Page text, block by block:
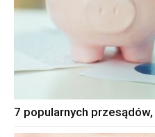
7 popularnych